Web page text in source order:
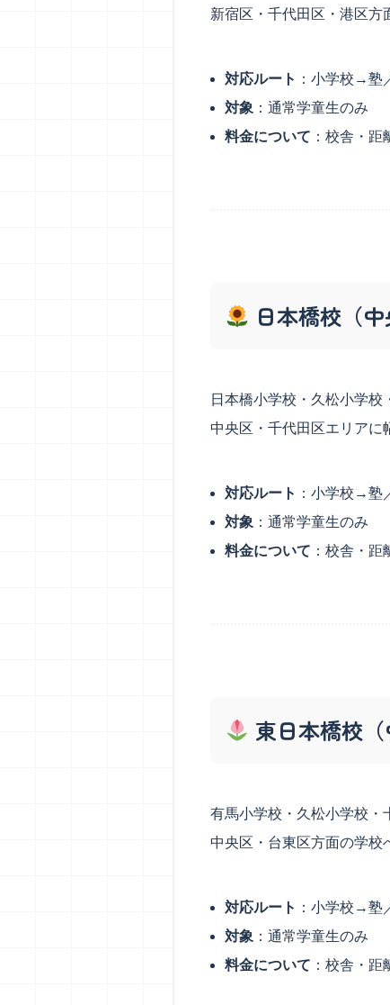
新宿区・千代田区・港区方
対応ルート ：小学校→
対象 ：通常学童生のみ
料金について ：校舎・距
日本橋校（中
日本橋小学校・久松小学校
中央区・千代田区エリアに
対応ルート ：小学校→
対象 ：通常学童生のみ
料金について ：校舎・距
東日本橋校（
有馬小学校・久松小学校・
中央区・台東区方面の学校
対応ルート ：小学校→
対象 ：通常学童生のみ
料金について ：校舎・距